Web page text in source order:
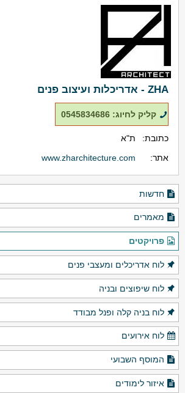
ZHA - אדריכלות ועיצוב פנים
קליק לחיוג: 0545834686
כתובת:
ת"א
אתר:
www.zharchitecture.com
חדשות
מאמרים
פרויקטים
לוח אדריכלים ומעצבי פנים
לוח שיפוצים ובניה
לוח בניה קלה ופנל מבודד
לוח אירועים
המוסף השבועי
איזור לימודים